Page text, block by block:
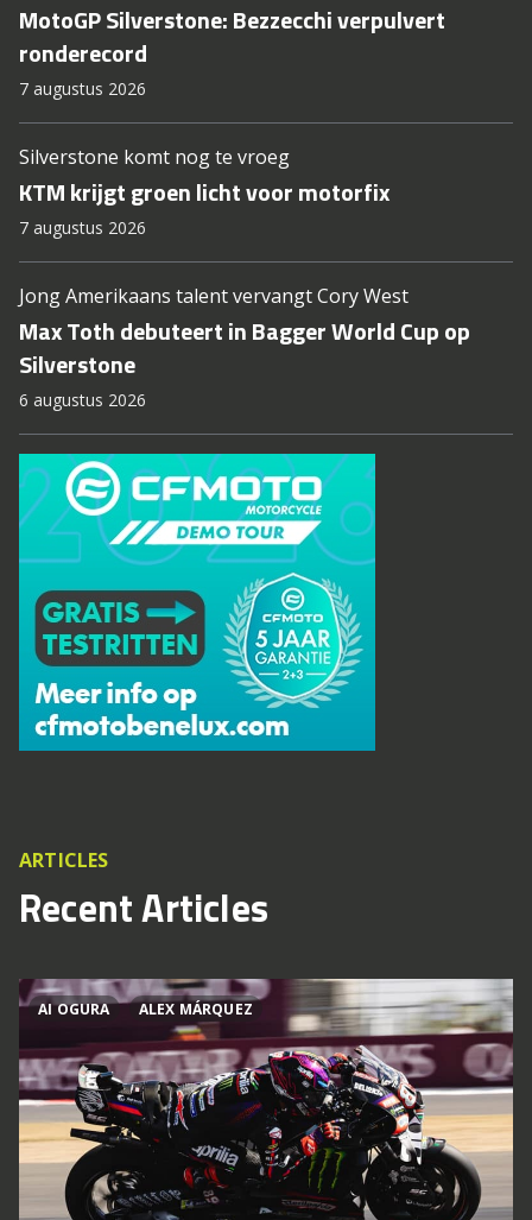
MotoGP Silverstone: Bezzecchi verpulvert
ronderecord
7 augustus 2026
Silverstone komt nog te vroeg
KTM krijgt groen licht voor motorfix
7 augustus 2026
Jong Amerikaans talent vervangt Cory West
Max Toth debuteert in Bagger World Cup op
Silverstone
6 augustus 2026
ARTICLES
Recent Articles
AI OGURA ALEX MÁRQUEZ